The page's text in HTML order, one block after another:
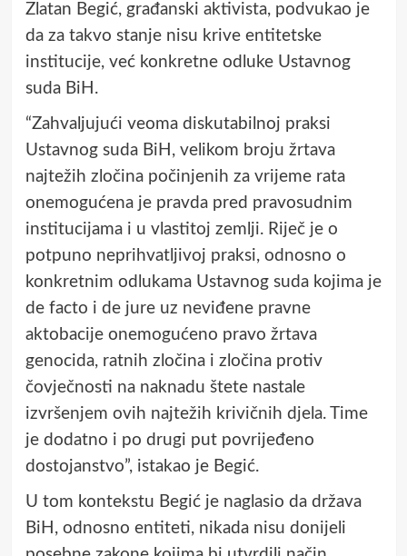
Zlatan Begić, građanski aktivista, podvukao je
da za takvo stanje nisu krive entitetske
institucije, već konkretne odluke Ustavnog
suda BiH.
“Zahvaljujući veoma diskutabilnoj praksi
Ustavnog suda BiH, velikom broju žrtava
najtežih zločina počinjenih za vrijeme rata
onemogućena je pravda pred pravosudnim
institucijama i u vlastitoj zemlji. Riječ je o
potpuno neprihvatljivoj praksi, odnosno o
konkretnim odlukama Ustavnog suda kojima je
de facto i de jure uz neviđene pravne
aktobacije onemogućeno pravo žrtava
genocida, ratnih zločina i zločina protiv
čovječnosti na naknadu štete nastale
izvršenjem ovih najtežih krivičnih djela. Time
je dodatno i po drugi put povrijeđeno
dostojanstvo”, istakao je Begić.
U tom kontekstu Begić je naglasio da država
BiH, odnosno entiteti, nikada nisu donijeli